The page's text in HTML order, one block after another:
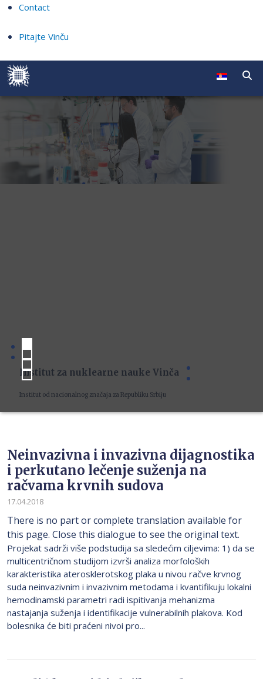
Contact
Pitajte Vinču
Institut za nuklearne nauke Vinča
Institut od nacionalnog značaja za Republiku Srbiju
Neinvazivna i invazivna dijagnostika
i perkutano lečenje suženja na
račvama krvnih sudova
17.04.2018
There is no part or complete translation available for
this page. Close this dialogue to see the original text.
Projekat sadrži više podstudija sa sledećim ciljevima: 1) da se
multicentričnom studijom izvrši analiza morfoloških
karakteristika aterosklerotskog plaka u nivou račve krvnog
suda neinvazivnim i invazivnim metodama i kvantifikuju lokalni
hemodinamski parametri radi ispitivanja mehanizma
nastajanja suženja i identifikacije vulnerabilnih plakova. Kod
bolesnika će biti praćeni nivoi pro...